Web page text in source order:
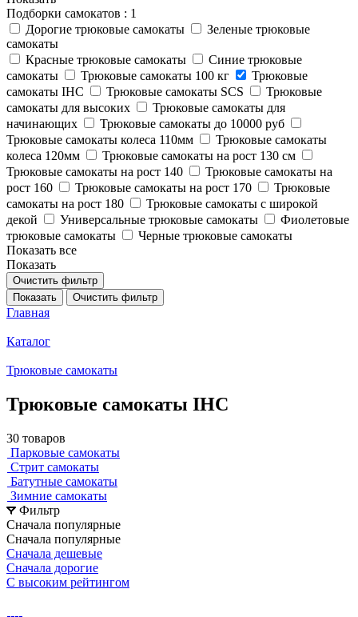
Подборки самокатов : 1
Дорогие трюковые самокаты
Зеленые трюковые
самокаты
Красные трюковые самокаты
Синие трюковые
самокаты
Трюковые самокаты 100 кг
Трюковые
самокаты IHC
Трюковые самокаты SCS
Трюковые
самокаты для высоких
Трюковые самокаты для
начинающих
Трюковые самокаты до 10000 руб
Трюковые самокаты колеса 110мм
Трюковые самокаты
колеса 120мм
Трюковые самокаты на рост 130 см
Трюковые самокаты на рост 140
Трюковые самокаты на
рост 160
Трюковые самокаты на рост 170
Трюковые
самокаты на рост 180
Трюковые самокаты с широкой
декой
Универсальные трюковые самокаты
Фиолетовые
трюковые самокаты
Черные трюковые самокаты
Показать все
Показать
Очистить фильтр
Показать
Очистить фильтр
Главная
Каталог
Трюковые самокаты
Трюковые самокаты IHC
30 товаров
Парковые самокаты
Стрит самокаты
Батутные самокаты
Зимние самокаты
Фильтр
Сначала популярные
Сначала популярные
Сначала дешевые
Сначала дорогие
С высоким рейтингом